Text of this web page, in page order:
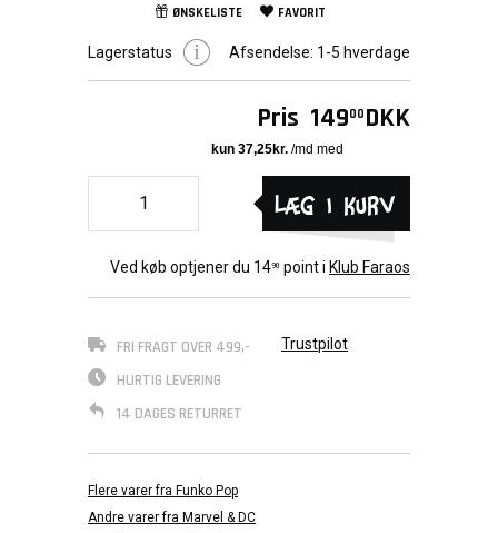
ØNSKELISTE FAVORIT
Lagerstatus Afsendelse: 1-5 hverdage
Pris 14900 DKK
Læg i kurv
Ved køb optjener du 1490 point i Klub Faraos
FRI FRAGT OVER 499,-
HURTIG LEVERING
14 DAGES RETURRET
Trustpilot
Flere varer fra Funko Pop
Andre varer fra Marvel & DC